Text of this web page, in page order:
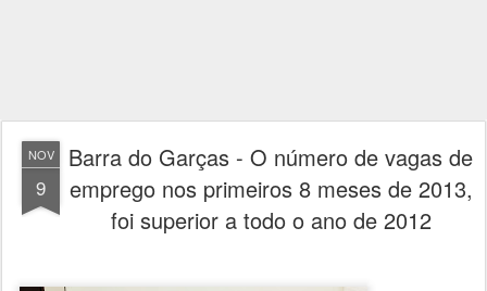
NOV
9
Barra do Garças - O número de vagas de
emprego nos primeiros 8 meses de 2013,
foi superior a todo o ano de 2012